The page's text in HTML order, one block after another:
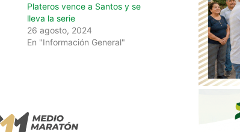
Plateros vence a Santos y se
lleva la serie
26 agosto, 2024
En "Información General"